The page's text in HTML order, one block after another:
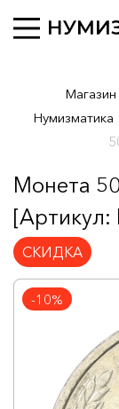
Нумизматика
Монета
[Артикул:
СКИДКА
-10%